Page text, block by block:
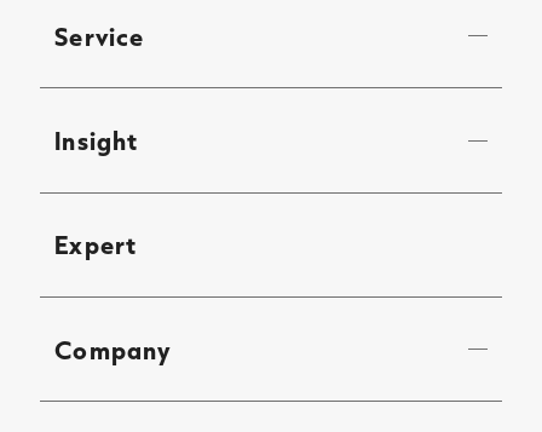
Service
Insight
Expert
Company